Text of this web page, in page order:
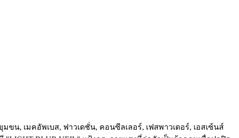
, เมคอัพเบส, ฟาวเดชั่น, คอนซีลเลอร์, เฟสพาวเดอร์, เอสเซ้นส์